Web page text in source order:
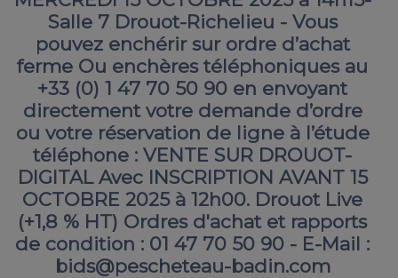
Salle 7 Drouot-Richelieu - Vous
pouvez enchérir sur ordre d’achat
ferme Ou enchères téléphoniques au
+33 (0) 1 47 70 50 90 en envoyant
directement votre demande d’ordre
ou votre réservation de ligne à l’étude
téléphone : VENTE SUR DROUOT-
DIGITAL Avec INSCRIPTION AVANT 15
OCTOBRE 2025 à 12h00. Drouot Live
(+1,8 % HT) Ordres d'achat et rapports
de condition : 01 47 70 50 90 - E-Mail :
bids@pescheteau-badin.com